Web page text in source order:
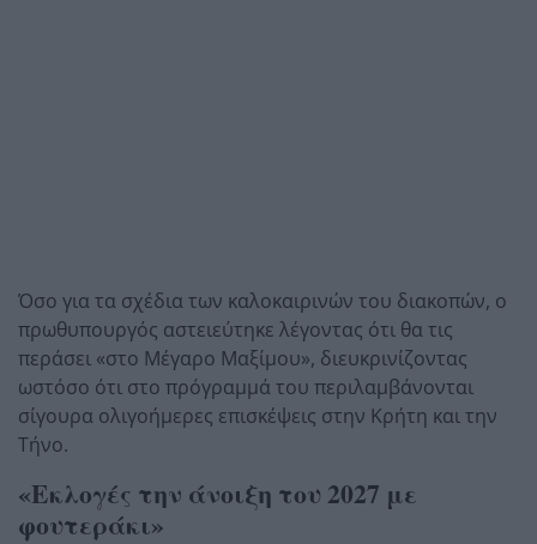
Όσο για τα σχέδια των καλοκαιρινών του διακοπών, ο
πρωθυπουργός αστειεύτηκε λέγοντας ότι θα τις
περάσει «στο Μέγαρο Μαξίμου», διευκρινίζοντας
ωστόσο ότι στο πρόγραμμά του περιλαμβάνονται
σίγουρα ολιγοήμερες επισκέψεις στην Κρήτη και την
Τήνο.
«Εκλογές την άνοιξη του 2027 με
φουτεράκι»